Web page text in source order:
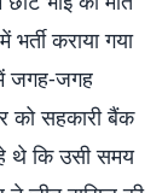
कराया गया
में जगह-जगह
को सहकारी बैंक
थे कि उसी समय